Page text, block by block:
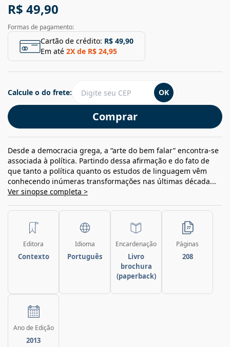
R$ 49,90
Formas de pagamento:
Cartão de crédito: R$ 49,90
Em até 2X de R$ 24,95
Comprar
Calcule o do frete: OK
Desde a democracia grega, a “arte do bem falar” encontra-se
associada à política. Partindo dessa afirmação e do fato de
que tanto a política quanto os estudos de linguagem vêm
conhecendo inúmeras transformações nas últimas década...
Ver sinopse completa >
Editora
Contexto
Idioma
Português
Encardenação
Livro
brochura
(paperback)
Páginas
208
Ano de Edição
2013